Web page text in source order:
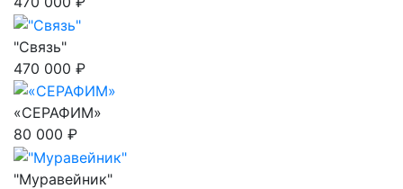
"Связь"
470 000 ₽
«СЕРАФИМ»
80 000 ₽
"Муравейник"